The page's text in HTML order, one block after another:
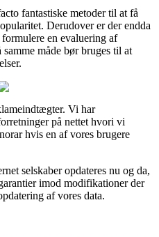
fantastiske metoder til at få
Derudover er der endda
en evaluering af
måde bør bruges til at
Vi har
på nettet hvori vi
hvis en af vores brugere
selskaber opdateres nu og da,
imod modifikationer der
af vores data.